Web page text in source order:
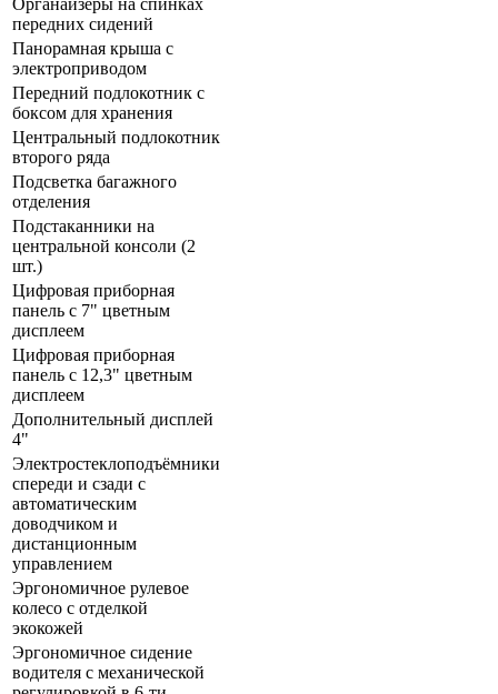
Органайзеры на спинках
передних сидений
Панорамная крыша с
электроприводом
Передний подлокотник с
боксом для хранения
Центральный подлокотник
второго ряда
Подсветка багажного
отделения
Подстаканники на
центральной консоли (2
шт.)
Цифровая приборная
панель с 7" цветным
дисплеем
Цифровая приборная
панель с 12,3" цветным
дисплеем
Дополнительный дисплей
4"
Электростеклоподъёмники
спереди и сзади с
автоматическим
доводчиком и
дистанционным
управлением
Эргономичное рулевое
колесо с отделкой
экокожей
Эргономичное сидение
водителя с механической